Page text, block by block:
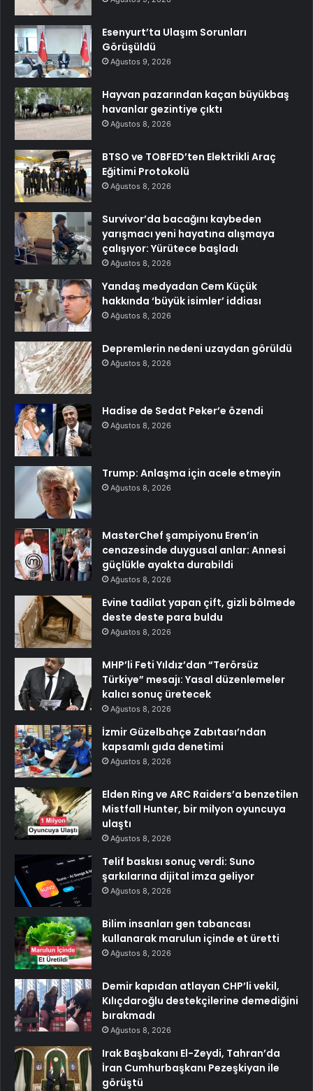
Esenyurt’ta Ulaşım Sorunları
Görüşüldü
Ağustos 9, 2026
Hayvan pazarından kaçan büyükbaş
havanlar gezintiye çıktı
Ağustos 8, 2026
BTSO ve TOBFED’ten Elektrikli Araç
Eğitimi Protokolü
Ağustos 8, 2026
Survivor’da bacağını kaybeden
yarışmacı yeni hayatına alışmaya
çalışıyor: Yürütece başladı
Ağustos 8, 2026
Yandaş medyadan Cem Küçük
hakkında ‘büyük isimler’ iddiası
Ağustos 8, 2026
Depremlerin nedeni uzaydan görüldü
Ağustos 8, 2026
Hadise de Sedat Peker’e özendi
Ağustos 8, 2026
Trump: Anlaşma için acele etmeyin
Ağustos 8, 2026
MasterChef şampiyonu Eren’in
cenazesinde duygusal anlar: Annesi
güçlükle ayakta durabildi
Ağustos 8, 2026
Evine tadilat yapan çift, gizli bölmede
deste deste para buldu
Ağustos 8, 2026
MHP’li Feti Yıldız’dan “Terörsüz
Türkiye” mesajı: Yasal düzenlemeler
kalıcı sonuç üretecek
Ağustos 8, 2026
İzmir Güzelbahçe Zabıtası’ndan
kapsamlı gıda denetimi
Ağustos 8, 2026
Elden Ring ve ARC Raiders’a benzetilen
Mistfall Hunter, bir milyon oyuncuya
ulaştı
Ağustos 8, 2026
Telif baskısı sonuç verdi: Suno
şarkılarına dijital imza geliyor
Ağustos 8, 2026
Bilim insanları gen tabancası
kullanarak marulun içinde et üretti
Ağustos 8, 2026
Demir kapıdan atlayan CHP’li vekil,
Kılıçdaroğlu destekçilerine demediğini
bırakmadı
Ağustos 8, 2026
Irak Başbakanı El-Zeydi, Tahran’da
İran Cumhurbaşkanı Pezeşkiyan ile
görüştü